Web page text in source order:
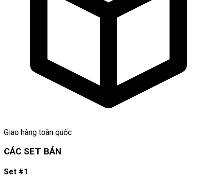
Giao hàng toàn quốc
CÁC SET BÁN
Set #1